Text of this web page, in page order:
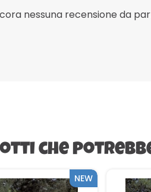
nessuna recensione da
che
NEW